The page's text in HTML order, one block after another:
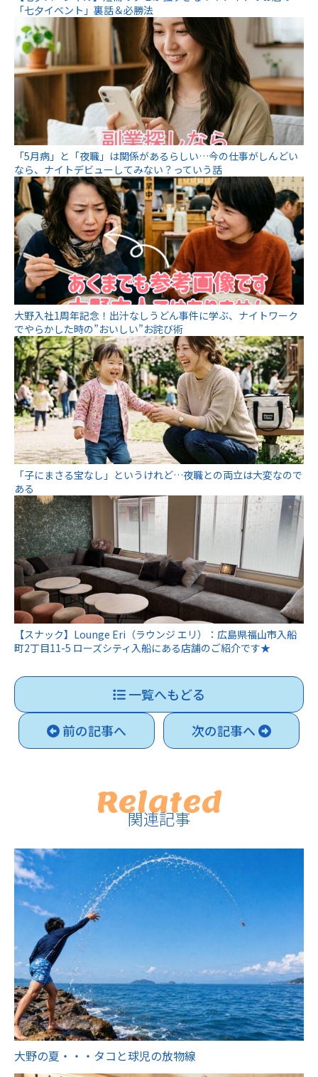
「七夕イベント」裏話＆必勝法
「5月病」と「夜職」は関係があるらしい…今の仕事がしんどい
なら、ナイトデビューしてみない？っていう話
大野入社1周年記念！出汁なしうどん事件に学ぶ、ナイトワーク
でやらかした時の”おいしい”お詫び術
「子にまさる宝なし」というけれど…夜職との両立は大変なので
ある
【スナック】Lounge Eri（ラウンジ エリ）：広島県福山市入船
町2丁目11-5 ローズシティ入船にある店舗のご紹介です★
一覧へもどる
前の記事へ
次の記事へ
Related
関連記事
大野の夏・・・タコと球児の放物線